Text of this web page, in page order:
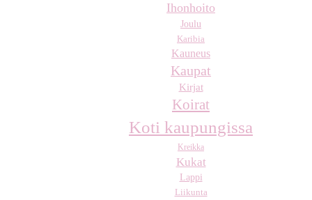
Ihonhoito
Joulu
Karibia
Kauneus
Kaupat
Kirjat
Koirat
Koti kaupungissa
Kreikka
Kukat
Lappi
Liikunta